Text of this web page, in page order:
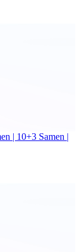
| 10+3 Samen |